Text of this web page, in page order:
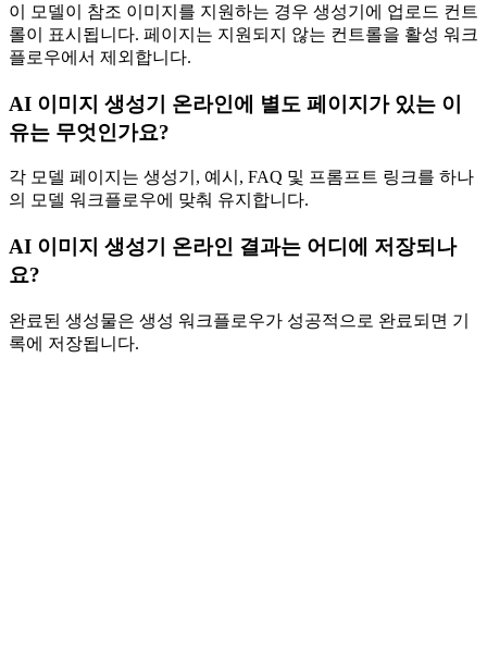
이 모델이 참조 이미지를 지원하는 경우 생성기에 업로드 컨트
롤이 표시됩니다. 페이지는 지원되지 않는 컨트롤을 활성 워크
플로우에서 제외합니다.
AI 이미지 생성기 온라인에 별도 페이지가 있는 이
유는 무엇인가요?
각 모델 페이지는 생성기, 예시, FAQ 및 프롬프트 링크를 하나
의 모델 워크플로우에 맞춰 유지합니다.
AI 이미지 생성기 온라인 결과는 어디에 저장되나
요?
완료된 생성물은 생성 워크플로우가 성공적으로 완료되면 기
록에 저장됩니다.